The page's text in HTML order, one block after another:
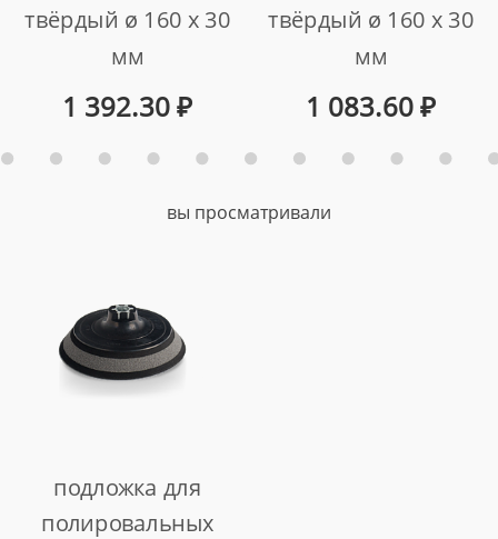
твёрдый ø 160 x 30
мм
арт. 999258v
1 392.30₽
твёрдый ø 160 x 30
мм
арт. 999258
1 083.60₽
вы просматривали
подложка для
полировальных